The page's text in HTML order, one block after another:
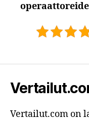
Vertailut.com on